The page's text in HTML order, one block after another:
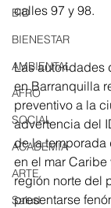
BID
BIENESTAR
AMBIENTAL
AFRO
SOCIAL
ACADEMIA
ARTE
Salud
calles 97 y 98.
Las autoridades
en Barranquilla
preventivo a la
advertencia del
de la temporada
en el mar Caribe
región norte del
presentarse